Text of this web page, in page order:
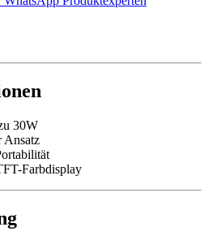
30W
Ansatz
Farbdisplay